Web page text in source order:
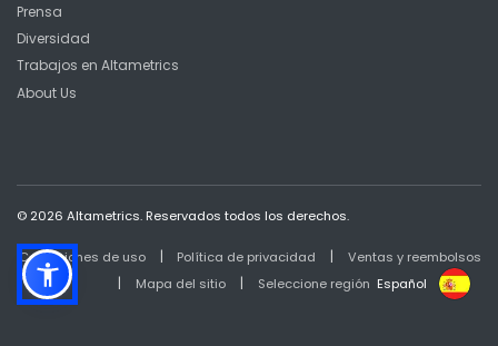
Prensa
Diversidad
Trabajos en Altametrics
About Us
© 2026 Altametrics. Reservados todos los derechos.
Condiciones de uso | Política de privacidad | Ventas y reembolsos
| Mapa del sitio | Seleccione región Español